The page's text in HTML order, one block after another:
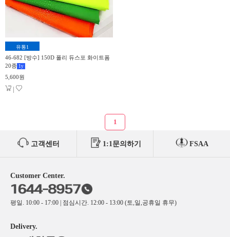
유통1
46-682 [방수] 150D 폴리 듀스포 화이트폼
20종 1 y
5,600원
|
1
고객센터 1:1문의하기 FSAA
Customer Center.
평일. 10:00 - 17:00 | 점심시간. 12:00 - 13:00 (토,일,공휴일 휴무)
Delivery.